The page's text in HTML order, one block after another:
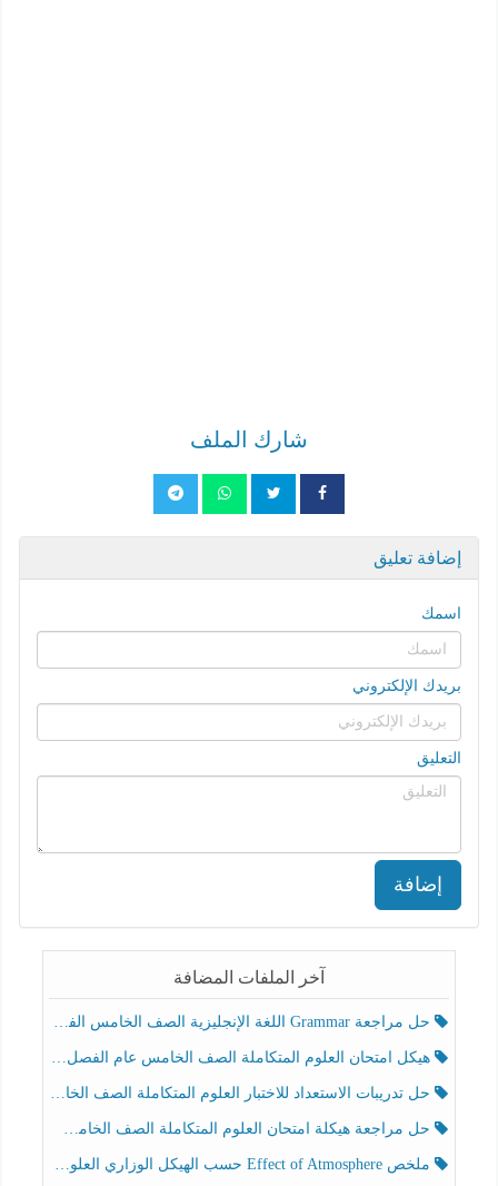
شارك الملف
إضافة تعليق
اسمك
بريدك الإلكتروني
التعليق
إضافة
آخر الملفات المضافة
حل مراجعة Grammar اللغة الإنجليزية الصف الخامس الفصل الثالث
هيكل امتحان العلوم المتكاملة الصف الخامس عام الفصل الدراسي الثالث 2025-2026
حل تدريبات الاستعداد للاختبار العلوم المتكاملة الصف الخامس عام الفصل الثالث
حل مراجعة هيكلة امتحان العلوم المتكاملة الصف الخامس انسبير الفصل الثالث
ملخص Effect of Atmosphere حسب الهيكل الوزاري العلوم المتكاملة الصف الخامس انسبير الفصل الثالث